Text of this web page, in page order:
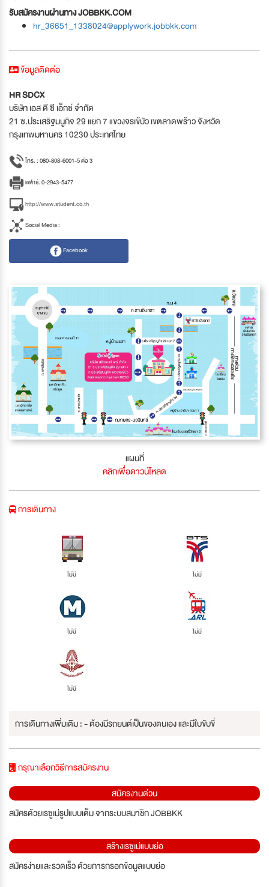
รับสมัครงานผ่านทาง JOBBKK.COM
hr_36651_1338024@applywork.jobbkk.com
ข้อมูลติดต่อ
HR SDCX
บริษัท เอส ดี ซี เอ็กซ์ จำกัด
21 ซ.ประเสริฐมนูกิจ 29 แยก 7 แขวงจรเข้บัว เขตลาดพร้าว จังหวัด
กรุงเทพมหานคร 10230 ประเทศไทย
โทร. : 080-808-6001-5 ต่อ 3
แฟกซ์. 0-2943-5477
http://www.student.co.th
Social Media :
Facebook
แผนที่
คลิกเพื่อดาวน์โหลด
การเดินทาง
ไม่มี ไม่มี
ไม่มี ไม่มี
ไม่มี
การเดินทางเพิ่มเติม : - ต้องมีรถยนต์เป็นของตนเอง และมีใบขับขี่
กรุณาเลือกวิธีการสมัครงาน
สมัครงานด่วน
สมัครด้วยเรซูเม่รูปแบบเต็ม จากระบบสมาชิก JOBBKK
สร้างเรซูเม่แบบย่อ
สมัครง่ายและรวดเร็ว ด้วยการกรอกข้อมูลแบบย่อ